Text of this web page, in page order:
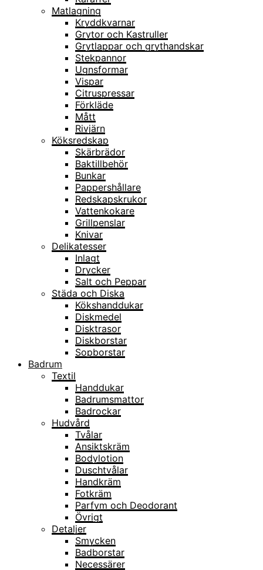
Matlagning
Kryddkvarnar
Grytor och Kastruller
Grytlappar och grythandskar
Stekpannor
Ugnsformar
Vispar
Citruspressar
Förkläde
Mått
Rivjärn
Köksredskap
Skärbrädor
Baktillbehör
Bunkar
Pappershållare
Redskapskrukor
Vattenkokare
Grillpenslar
Knivar
Delikatesser
Inlagt
Drycker
Salt och Peppar
Städa och Diska
Kökshanddukar
Diskmedel
Disktrasor
Diskborstar
Sopborstar
Badrum
Textil
Handdukar
Badrumsmattor
Badrockar
Hudvård
Tvålar
Ansiktskräm
Bodylotion
Duschtvålar
Handkräm
Fotkräm
Parfym och Deodorant
Övrigt
Detaljer
Smycken
Badborstar
Necessärer